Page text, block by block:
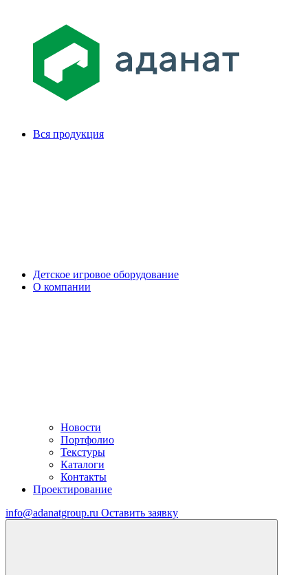
Вся продукция
Детское игровое оборудование
О компании
Новости
Портфолио
Текстуры
Каталоги
Контакты
Проектирование
info@adanatgroup.ru Оставить заявку